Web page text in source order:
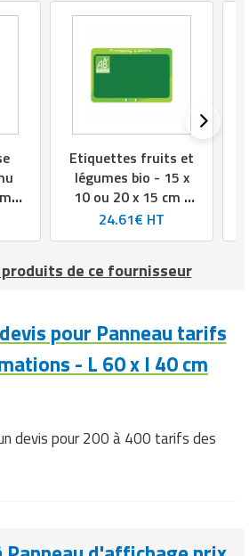
Etiquettes fruits et
légumes bio - 15 x
10 ou 20 x 15 cm -
Pique inox ou
grandes pattes
24.61€ HT
de ce fournisseur
pour Panneau tarifs
- L 60 x l 40 cm
devis pour 200 à 400 tarifs des